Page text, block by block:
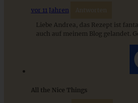
vor 11 Jahren Antworten
Liebe Andrea, das Rezept ist
auch auf meinem Blog gelandet.
All the Nice Things